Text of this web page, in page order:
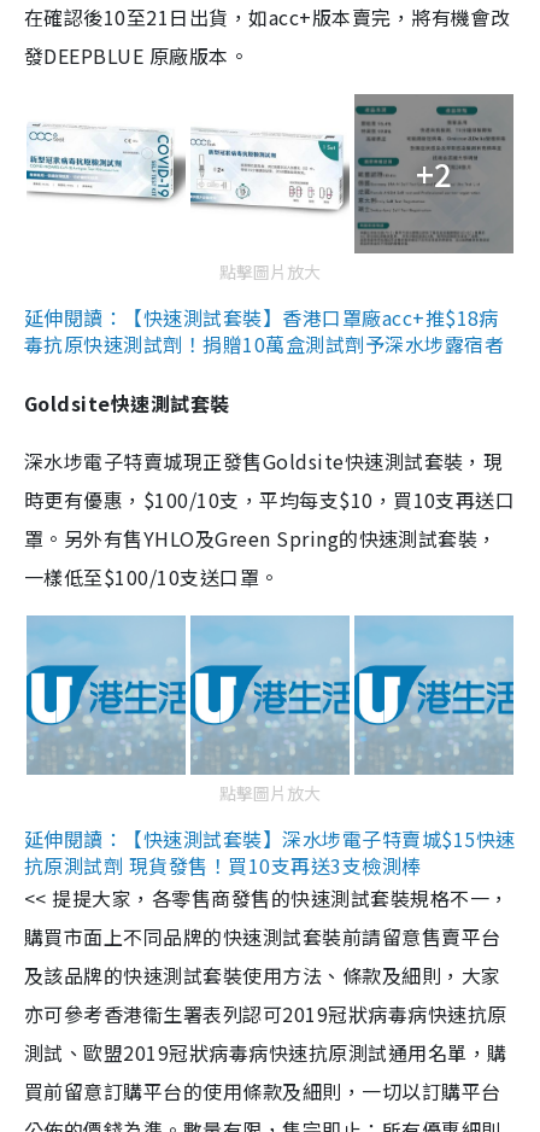
在確認後10至21日出貨，如acc+版本賣完，將有機會改
發DEEPBLUE 原廠版本。
+2
點擊圖片放大
延伸閱讀：【快速測試套裝】香港口罩廠acc+推$18病
毒抗原快速測試劑！捐贈10萬盒測試劑予深水埗露宿者
Goldsite快速測試套裝
深水埗電子特賣城現正發售Goldsite快速測試套裝，現
時更有優惠，$100/10支，平均每支$10，買10支再送口
罩。另外有售YHLO及Green Spring的快速測試套裝，
一樣低至$100/10支送口罩。
點擊圖片放大
延伸閱讀：【快速測試套裝】深水埗電子特賣城$15快速
抗原測試劑 現貨發售！買10支再送3支檢測棒
<< 提提大家，各零售商發售的快速測試套裝規格不一，
購買市面上不同品牌的快速測試套裝前請留意售賣平台
及該品牌的快速測試套裝使用方法、條款及細則，大家
亦可參考香港衞生署表列認可2019冠狀病毒病快速抗原
測試、歐盟2019冠狀病毒病快速抗原測試通用名單，購
買前留意訂購平台的使用條款及細則，一切以訂購平台